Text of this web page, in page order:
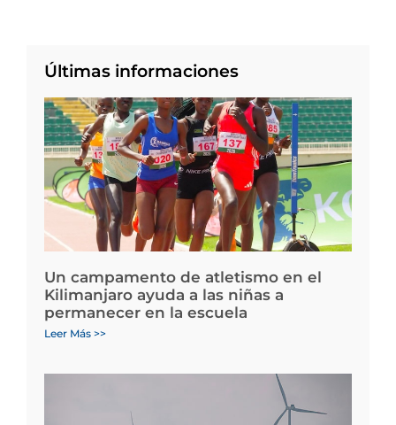
Últimas informaciones
Un campamento de atletismo en el
Kilimanjaro ayuda a las niñas a
permanecer en la escuela
Leer Más >>